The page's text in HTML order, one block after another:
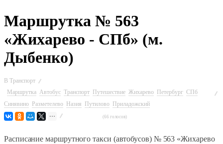
Маршрутка № 563
«Жихарево - СПб» (м.
Дыбенко)
В Транспорт
Маршрутка Автобус Транспорт Путешествие Жихарево Петербург СПб
Синявино
Разметелево Назия Путилово Приладожский
(66 голосов)
Расписание маршрутного такси (автобусов) № 563 «Жихарево